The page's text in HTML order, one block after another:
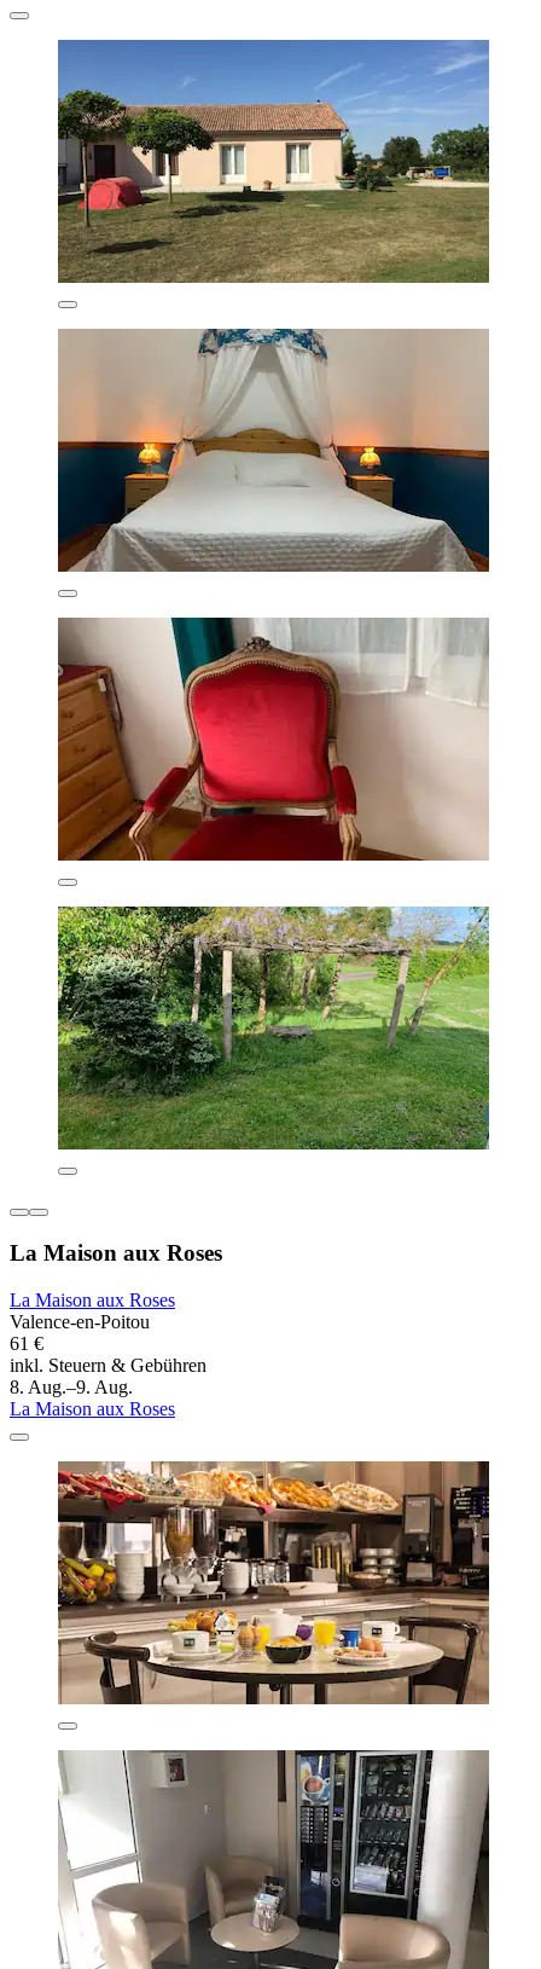
La Maison aux Roses
La Maison aux Roses
Valence-en-Poitou
61 €
inkl. Steuern & Gebühren
8. Aug.–9. Aug.
La Maison aux Roses